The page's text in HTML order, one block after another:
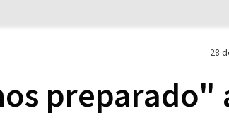
28
preparado"